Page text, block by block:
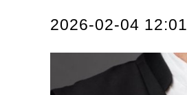
2026-02-04 12:01